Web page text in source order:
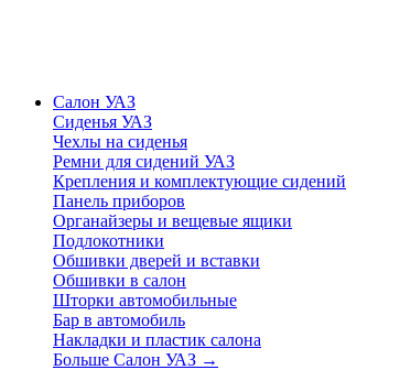
Салон УАЗ
Сиденья УАЗ
Чехлы на сиденья
Ремни для сидений УАЗ
Крепления и комплектующие сидений
Панель приборов
Органайзеры и вещевые ящики
Подлокотники
Обшивки дверей и вставки
Обшивки в салон
Шторки автомобильные
Бар в автомобиль
Накладки и пластик салона
Больше Салон УАЗ →